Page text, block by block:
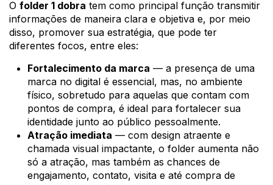
O folder 1 dobra tem como principal função transmitir
informações de maneira clara e objetiva e, por meio
disso, promover sua estratégia, que pode ter
diferentes focos, entre eles:
Fortalecimento da marca — a presença de uma
marca no digital é essencial, mas, no ambiente
físico, sobretudo para aquelas que contam com
pontos de compra, é ideal para fortalecer sua
identidade junto ao público pessoalmente.
Atração imediata — com design atraente e
chamada visual impactante, o folder aumenta não
só a atração, mas também as chances de
engajamento, contato, visita e até compra de